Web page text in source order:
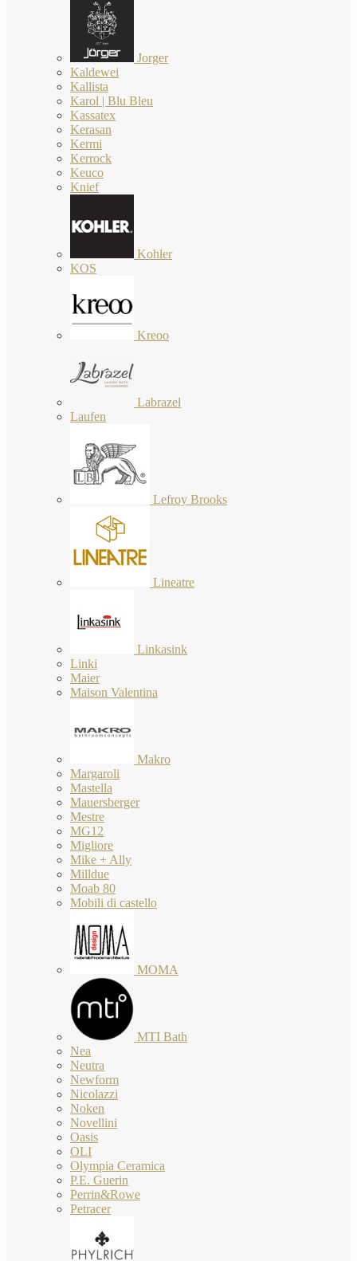
Jorger
Kaldewei
Kallista
Karol | Blu Bleu
Kassatex
Kerasan
Kermi
Kerrock
Keuco
Knief
Kohler
KOS
Kreoo
Labrazel
Laufen
Lefroy Brooks
Lineatre
Linkasink
Linki
Maier
Maison Valentina
Makro
Margaroli
Mastella
Mauersberger
Mestre
MG12
Migliore
Mike + Ally
Milldue
Moab 80
Mobili di castello
MOMA
MTI Bath
Nea
Neutra
Newform
Nicolazzi
Noken
Novellini
Oasis
OLI
Olympia Ceramica
P.E. Guerin
Perrin&Rowe
Petracer